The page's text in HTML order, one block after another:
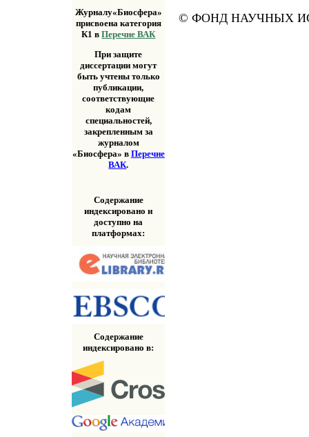
Журналу«Биосфера»
присвоена категория
К1 вПеречне ВАК
При защите
диссертации могут
быть учтены только
публикации,
соответствующие
кодам
специальностей,
закрепленным за
журналом
«Биосфера» в Перечне
ВАК.
Содержание
индексировано и
доступно на
платформах:
Содержание
индексировано в:
© ФОНД НАУЧНЫХ